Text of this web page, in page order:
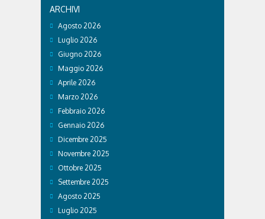
ARCHIVI
Agosto 2026
Luglio 2026
Giugno 2026
Maggio 2026
Aprile 2026
Marzo 2026
Febbraio 2026
Gennaio 2026
Dicembre 2025
Novembre 2025
Ottobre 2025
Settembre 2025
Agosto 2025
Luglio 2025